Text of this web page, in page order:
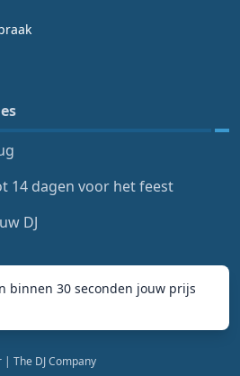
14 dagen voor het feest
DJ
binnen 30 seconden jouw prijs
| The DJ Company